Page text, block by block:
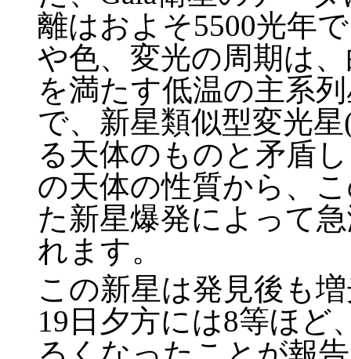
離はおよそ5500光年
や色、変光の周期は
を満たす低温の主系
で、新星類似型変光
る天体のものと矛盾
の天体の性質から、
た新星爆発によって
れます。
この新星は発見後も
19日夕方には8等ほど